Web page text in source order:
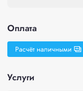
Оплата
Расчёт наличными
Услуги